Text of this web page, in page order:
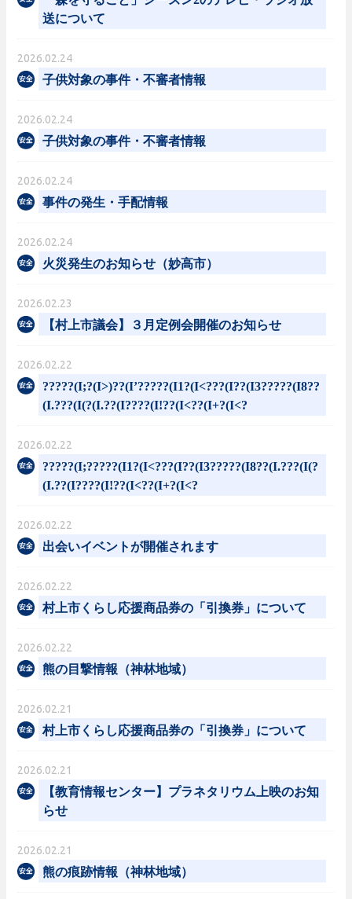
送について
2026.02.24
子供対象の事件・不審者情報
2026.02.24
子供対象の事件・不審者情報
2026.02.24
事件の発生・手配情報
2026.02.24
火災発生のお知らせ（妙高市）
2026.02.23
【村上市議会】３月定例会開催のお知らせ
2026.02.22
?????(I;?(I>)??(I’?????(I1?(I<???(I??(I3?????(I8??
(I.???(I(?(I.??(I????(I!??(I<??(I+?(I<?
2026.02.22
?????(I;?????(I1?(I<???(I??(I3?????(I8??(I.???(I(?
(I.??(I????(I!??(I<??(I+?(I<?
2026.02.22
出会いイベントが開催されます
2026.02.22
村上市くらし応援商品券の「引換券」について
2026.02.22
熊の目撃情報（神林地域）
2026.02.21
村上市くらし応援商品券の「引換券」について
2026.02.21
【教育情報センター】プラネタリウム上映のお知
らせ
2026.02.21
熊の痕跡情報（神林地域）